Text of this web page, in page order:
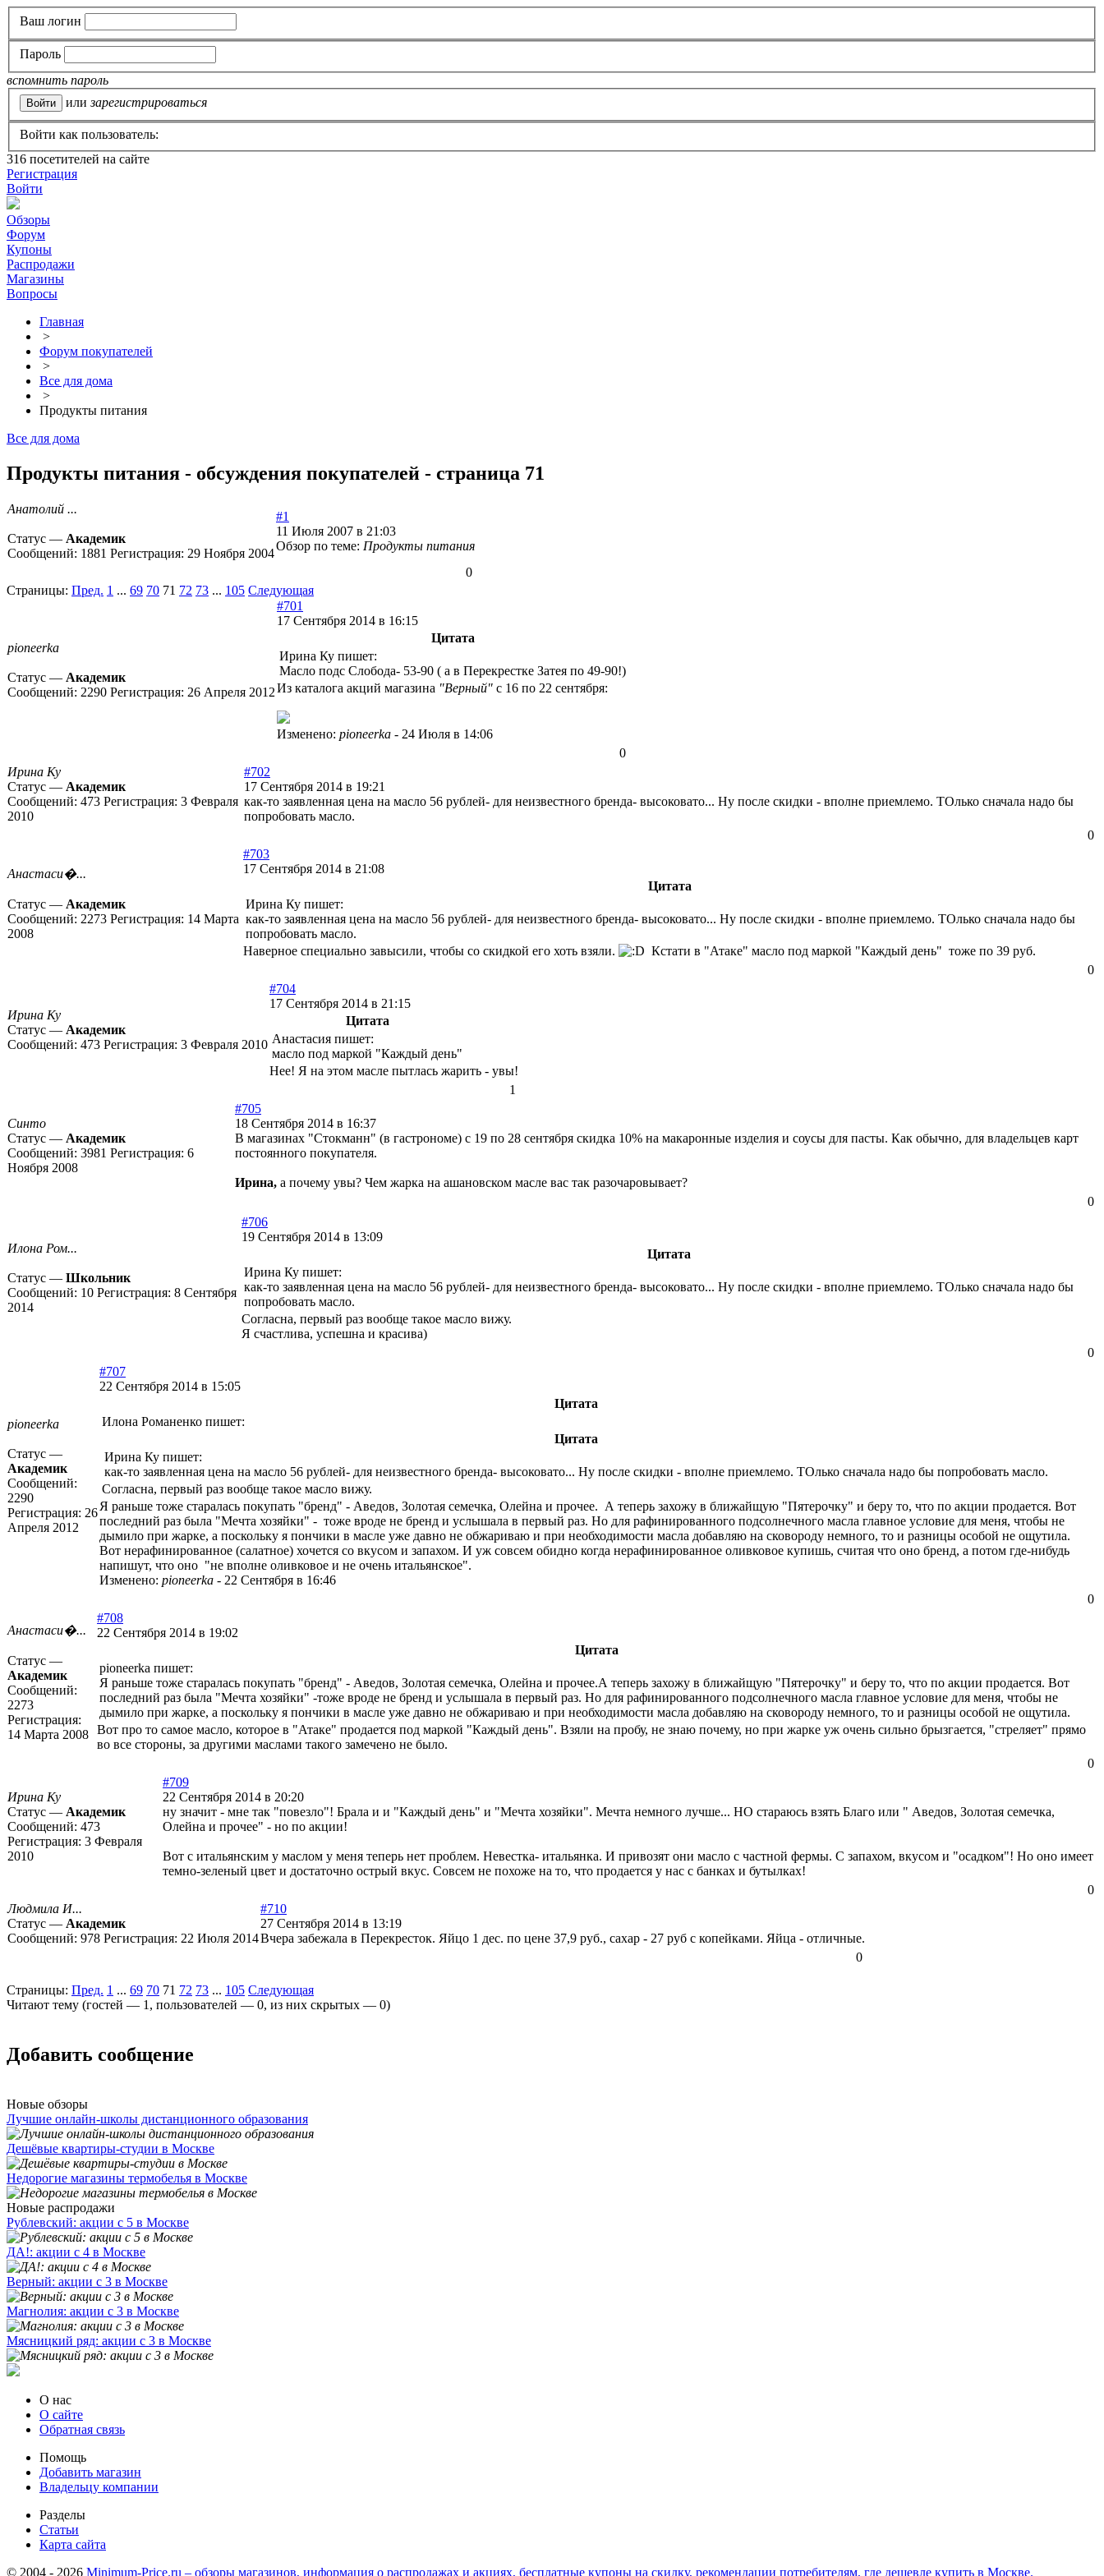
Ваш логин
Пароль
вспомнить пароль
или зарегистрироваться
Войти как пользователь:
316 посетителей на сайте
Регистрация
Войти
Обзоры
Форум
Купоны
Распродажи
Магазины
Вопросы
Главная
>
Форум покупателей
>
Все для дома
>
Продукты питания
Все для дома
Продукты питания - обсуждения покупателей - страница 71
Анатолий ...
Статус — Академик
Сообщений: 1881 Регистрация: 29 Ноября 2004
#1
11 Июля 2007 в 21:03
Обзор по теме: Продукты питания
0
Страницы: Пред. 1 ... 69 70 71 72 73 ... 105 Следующая
pioneerka
Статус — Академик
Сообщений: 2290 Регистрация: 26 Апреля 2012
#701
17 Сентября 2014 в 16:15
Цитата
Ирина Ку пишет:
Масло подс Слобода- 53-90 ( а в Перекрестке Затея по 49-90!)
Из каталога акций магазина "Верный" с 16 по 22 сентября:
Изменено: pioneerka - 24 Июля в 14:06
0
Ирина Ку
Статус — Академик
Сообщений: 473 Регистрация: 3 Февраля
2010
#702
17 Сентября 2014 в 19:21
как-то заявленная цена на масло 56 рублей- для неизвестного бренда- высоковато... Ну после скидки - вполне приемлемо. ТОлько сначала надо бы
попробовать масло.
0
Анастаси�...
Статус — Академик
Сообщений: 2273 Регистрация: 14 Марта
2008
#703
17 Сентября 2014 в 21:08
Цитата
Ирина Ку пишет:
как-то заявленная цена на масло 56 рублей- для неизвестного бренда- высоковато... Ну после скидки - вполне приемлемо. ТОлько сначала надо бы
попробовать масло.
Наверное специально завысили, чтобы со скидкой его хоть взяли.
Кстати в "Атаке" масло под маркой "Каждый день" тоже по 39 руб.
0
Ирина Ку
Статус — Академик
Сообщений: 473 Регистрация: 3 Февраля 2010
#704
17 Сентября 2014 в 21:15
Цитата
Анастасия пишет:
масло под маркой "Каждый день"
Нее! Я на этом масле пытлась жарить - увы!
1
Синто
Статус — Академик
Сообщений: 3981 Регистрация: 6
Ноября 2008
#705
18 Сентября 2014 в 16:37
В магазинах "Стокманн" (в гастрономе) с 19 по 28 сентября скидка 10% на макаронные изделия и соусы для пасты. Как обычно, для владельцев карт
постоянного покупателя.
Ирина, а почему увы? Чем жарка на ашановском масле вас так разочаровывает?
0
Илона Ром...
Статус — Школьник
Сообщений: 10 Регистрация: 8 Сентября
2014
#706
19 Сентября 2014 в 13:09
Цитата
Ирина Ку пишет:
как-то заявленная цена на масло 56 рублей- для неизвестного бренда- высоковато... Ну после скидки - вполне приемлемо. ТОлько сначала надо бы
попробовать масло.
Согласна, первый раз вообще такое масло вижу.
Я счастлива, успешна и красива)
0
pioneerka
Статус —
Академик
Сообщений:
2290
Регистрация: 26
Апреля 2012
#707
22 Сентября 2014 в 15:05
Цитата
Илона Романенко пишет:
Цитата
Ирина Ку пишет:
как-то заявленная цена на масло 56 рублей- для неизвестного бренда- высоковато... Ну после скидки - вполне приемлемо. ТОлько сначала надо бы попробовать масло.
Согласна, первый раз вообще такое масло вижу.
Я раньше тоже старалась покупать "бренд" - Аведов, Золотая семечка, Олейна и прочее. А теперь захожу в ближайщую "Пятерочку" и беру то, что по акции продается. Вот
последний раз была "Мечта хозяйки" - тоже вроде не бренд и услышала в первый раз. Но для рафинированного подсолнечного масла главное условие для меня, чтобы не
дымило при жарке, а поскольку я пончики в масле уже давно не обжариваю и при необходимости масла добавляю на сковороду немного, то и разницы особой не ощутила.
Вот нерафинированное (салатное) хочется со вкусом и запахом. И уж совсем обидно когда нерафинированное оливковое купишь, считая что оно бренд, а потом где-нибудь
напишут, что оно "не вполне оливковое и не очень итальянское".
Изменено: pioneerka - 22 Сентября в 16:46
0
Анастаси�...
Статус —
Академик
Сообщений:
2273
Регистрация:
14 Марта 2008
#708
22 Сентября 2014 в 19:02
Цитата
pioneerka пишет:
Я раньше тоже старалась покупать "бренд" - Аведов, Золотая семечка, Олейна и прочее.А теперь захожу в ближайщую "Пятерочку" и беру то, что по акции продается. Вот
последний раз была "Мечта хозяйки" -тоже вроде не бренд и услышала в первый раз. Но для рафинированного подсолнечного масла главное условие для меня, чтобы не
дымило при жарке, а поскольку я пончики в масле уже давно не обжариваю и при необходимости масла добавляю на сковороду немного, то и разницы особой не ощутила.
Вот про то самое масло, которое в "Атаке" продается под маркой "Каждый день". Взяли на пробу, не знаю почему, но при жарке уж очень сильно брызгается, "стреляет" прямо
во все стороны, за другими маслами такого замечено не было.
0
Ирина Ку
Статус — Академик
Сообщений: 473
Регистрация: 3 Февраля
2010
#709
22 Сентября 2014 в 20:20
ну значит - мне так "повезло"! Брала и и "Каждый день" и "Мечта хозяйки". Мечта немного лучше... НО стараюсь взять Благо или " Аведов, Золотая семечка,
Олейна и прочее" - но по акции!
Вот с итальянским у маслом у меня теперь нет проблем. Невестка- итальянка. И привозят они масло с частной фермы. С запахом, вкусом и "осадком"! Но оно имеет
темно-зеленый цвет и достаточно острый вкус. Совсем не похоже на то, что продается у нас с банках и бутылках!
0
Людмила И...
Статус — Академик
Сообщений: 978 Регистрация: 22 Июля 2014
#710
27 Сентября 2014 в 13:19
Вчера забежала в Перекресток. Яйцо 1 дес. по цене 37,9 руб., сахар - 27 руб с копейками. Яйца - отличные.
0
Страницы: Пред. 1 ... 69 70 71 72 73 ... 105 Следующая
Читают тему (гостей — 1 , пользователей — 0, из них скрытых — 0)
Добавить сообщение
Новые обзоры
Лучшие онлайн-школы дистанционного образования
Дешёвые квартиры-студии в Москве
Недорогие магазины термобелья в Москве
Новые распродажи
Рублевский: акции с 5 в Москве
ДА!: акции с 4 в Москве
Верный: акции с 3 в Москве
Магнолия: акции с 3 в Москве
Мясницкий ряд: акции с 3 в Москве
О нас
О сайте
Обратная связь
Помощь
Добавить магазин
Владельцу компании
Разделы
Статьи
Карта сайта
© 2004 - 2026 Minimum-Price.ru – обзоры магазинов, информация о распродажах и акциях, бесплатные купоны на скидку, рекомендации потребителям, где дешевле купить в Москве.